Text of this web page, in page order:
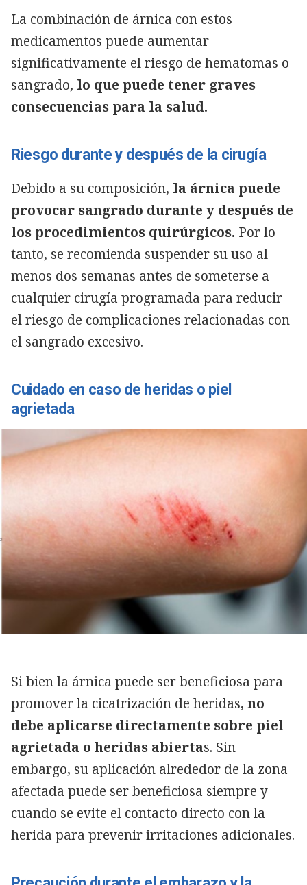
La combinación de árnica con estos
medicamentos puede aumentar
significativamente el riesgo de hematomas o
sangrado, lo que puede tener graves
consecuencias para la salud.
Riesgo durante y después de la cirugía
Debido a su composición, la árnica puede
provocar sangrado durante y después de
los procedimientos quirúrgicos. Por lo
tanto, se recomienda suspender su uso al
menos dos semanas antes de someterse a
cualquier cirugía programada para reducir
el riesgo de complicaciones relacionadas con
el sangrado excesivo.
Cuidado en caso de heridas o piel
agrietada
Si bien la árnica puede ser beneficiosa para
promover la cicatrización de heridas, no
debe aplicarse directamente sobre piel
agrietada o heridas abiertas. Sin
embargo, su aplicación alrededor de la zona
afectada puede ser beneficiosa siempre y
cuando se evite el contacto directo con la
herida para prevenir irritaciones adicionales.